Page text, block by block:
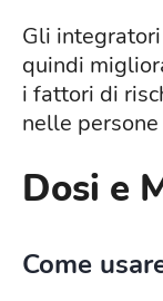
Gli
quindi
i fattori di
nelle
Dosi e
Come